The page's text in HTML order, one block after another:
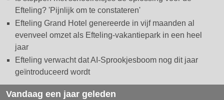
Efteling? 'Pijnlijk om te constateren'
Efteling Grand Hotel genereerde in vijf maanden al
evenveel omzet als Efteling-vakantiepark in een heel
jaar
Efteling verwacht dat AI-Sprookjesboom nog dit jaar
geïntroduceerd wordt
Vandaag een jaar geleden